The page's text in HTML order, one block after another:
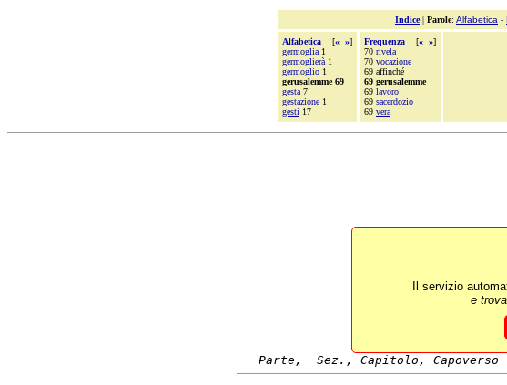
Indice| Parole: Alfabetica -
Alfabetica [« »]
germoglia 1
germoglierà 1
germoglio 1
gerusalemme 69
gesta 7
gestazione 1
gesti 17
Frequenza [« »]
70 rivela
70 vocazione
69 affinché
69 gerusalemme
69 lavoro
69 sacerdozio
69 vera
Il servizio
e
Parte,  Sez., Capitolo, Capoverso